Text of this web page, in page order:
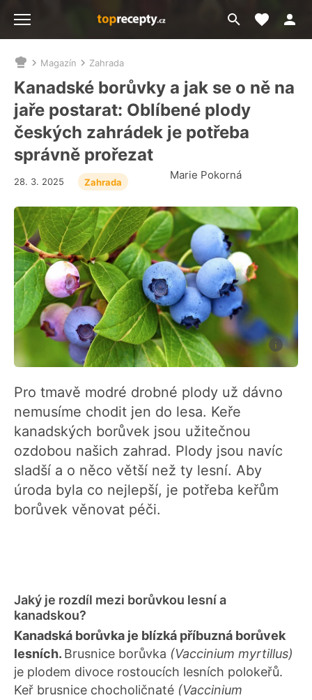
Přejít
na
Moje
Nacházíte
se
zde:
Magazín Zahrada
Kanadské borůvky a jak se o ně na
jaře postarat: Oblíbené plody
českých zahrádek je potřeba
správně prořezat
Marie Pokorná
28. 3. 2025 Zahrada
Pro tmavě modré drobné plody už dávno
nemusíme chodit jen do lesa. Keře
kanadských borůvek jsou užitečnou
ozdobou našich zahrad. Plody jsou navíc
sladší a o něco větší než ty lesní. Aby
úroda byla co nejlepší, je potřeba keřům
borůvek věnovat péči.
Jaký je rozdíl mezi borůvkou lesní a
kanadskou?
Kanadská borůvka je blízká příbuzná borůvek
lesních. Brusnice borůvka (Vaccinium myrtillus)
je plodem divoce rostoucích lesních polokeřů.
Keř brusnice chocholičnaté (Vaccinium